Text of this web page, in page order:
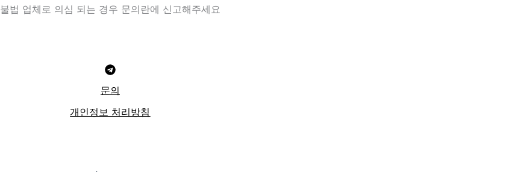
불법 업체로 의심 되는 경우 문의란에 신고해주세요
문의
개인정보 처리방침